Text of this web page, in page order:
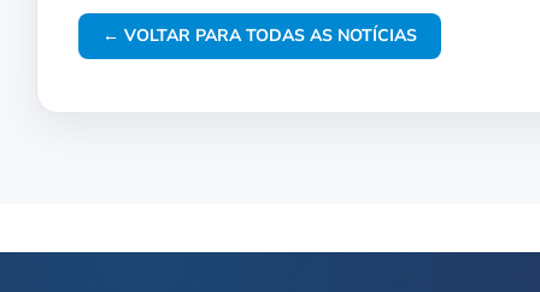
← VOLTAR PARA TODAS AS NOTÍCIAS